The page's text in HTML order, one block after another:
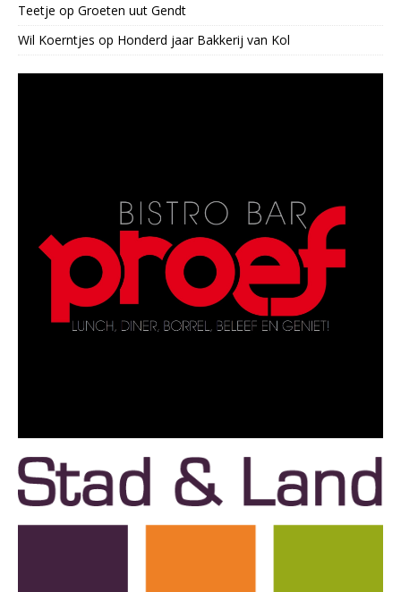
Teetje op Groeten uut Gendt
Wil Koerntjes op Honderd jaar Bakkerij van Kol